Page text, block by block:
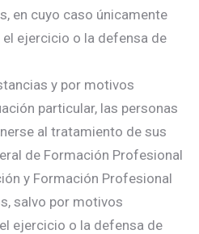
en cuyo caso únicamente
ejercicio o la defensa de
y por motivos
particular, las personas
al tratamiento de sus
de Formación Profesional
y Formación Profesional
salvo por motivos
ejercicio o la defensa de